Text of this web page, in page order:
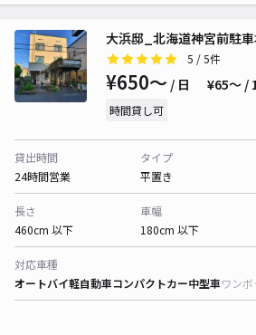
大浜邸_北海道神宮前駐
5 / 5件
¥650〜 / 日 ¥65〜 /
時間貸し可
貸出時間
24時間営業
タイプ
平置き
長さ
460cm 以下
車幅
180cm 以下
対応車種
オートバイ軽自動車コンパクトカー中型車ワン